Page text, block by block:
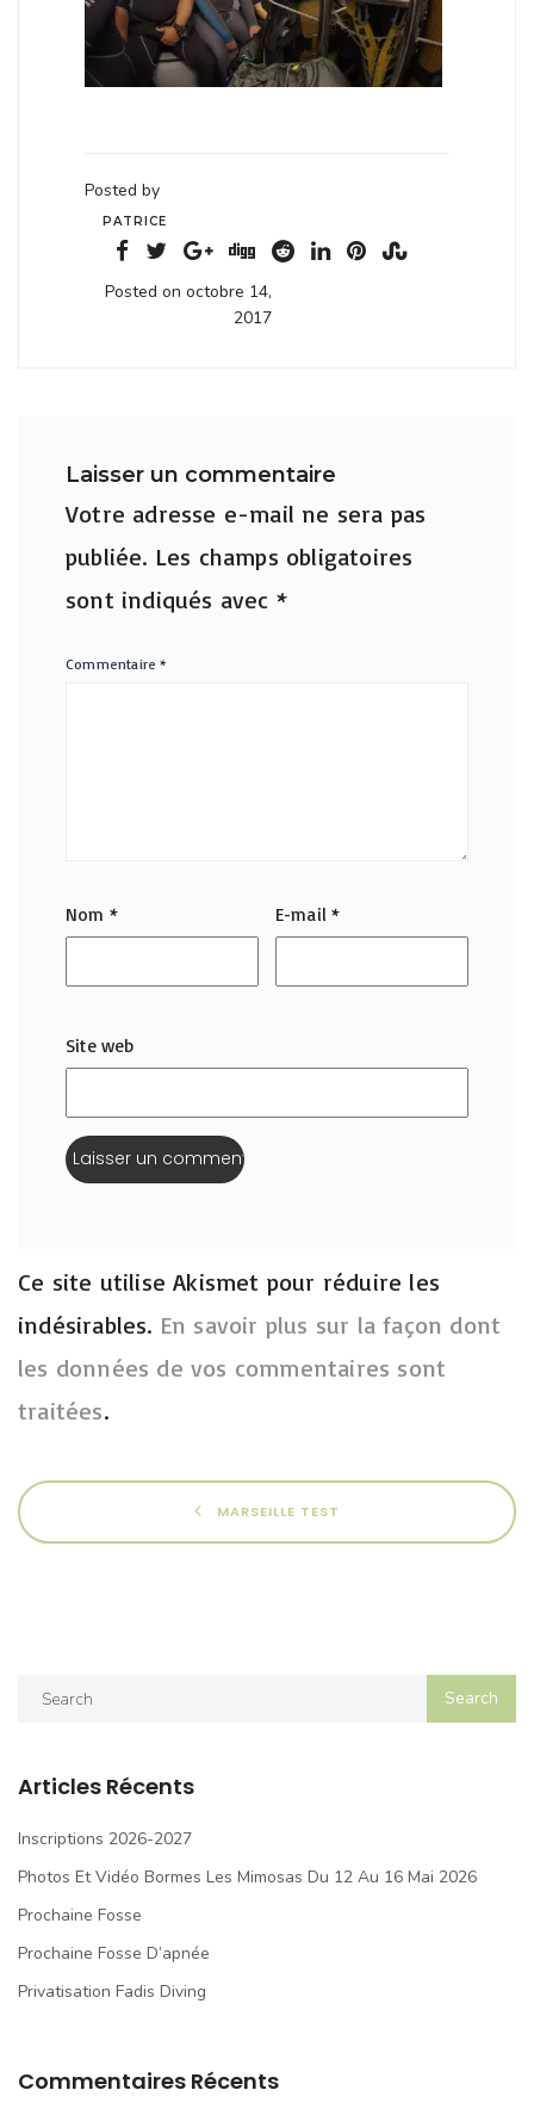
Posted by
PATRICE
Posted on octobre 14,
2017
Laisser un commentaire
Votre adresse e-mail ne sera pas
publiée. Les champs obligatoires
sont indiqués avec *
Commentaire*
Nom * E-mail*
Site web
Ce site utilise Akismet pour réduire les
indésirables. En savoir plus sur la façon dont
les données de vos commentaires sont
traitées.
MARSEILLE TEST
Articles Récents
Inscriptions 2026-2027
Photos Et Vidéo Bormes Les Mimosas Du 12 Au 16 Mai 2026
Prochaine Fosse
Prochaine Fosse D’apnée
Privatisation Fadis Diving
Commentaires Récents